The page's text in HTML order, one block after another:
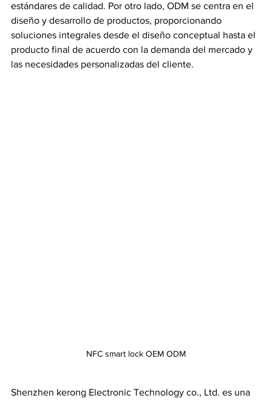
estándares de calidad. Por otro lado, ODM se centra en el
diseño y desarrollo de productos, proporcionando
soluciones integrales desde el diseño conceptual hasta el
producto final de acuerdo con la demanda del mercado y
las necesidades personalizadas del cliente.
NFC smart lock OEM ODM
Shenzhen kerong Electronic Technology co., Ltd. es una